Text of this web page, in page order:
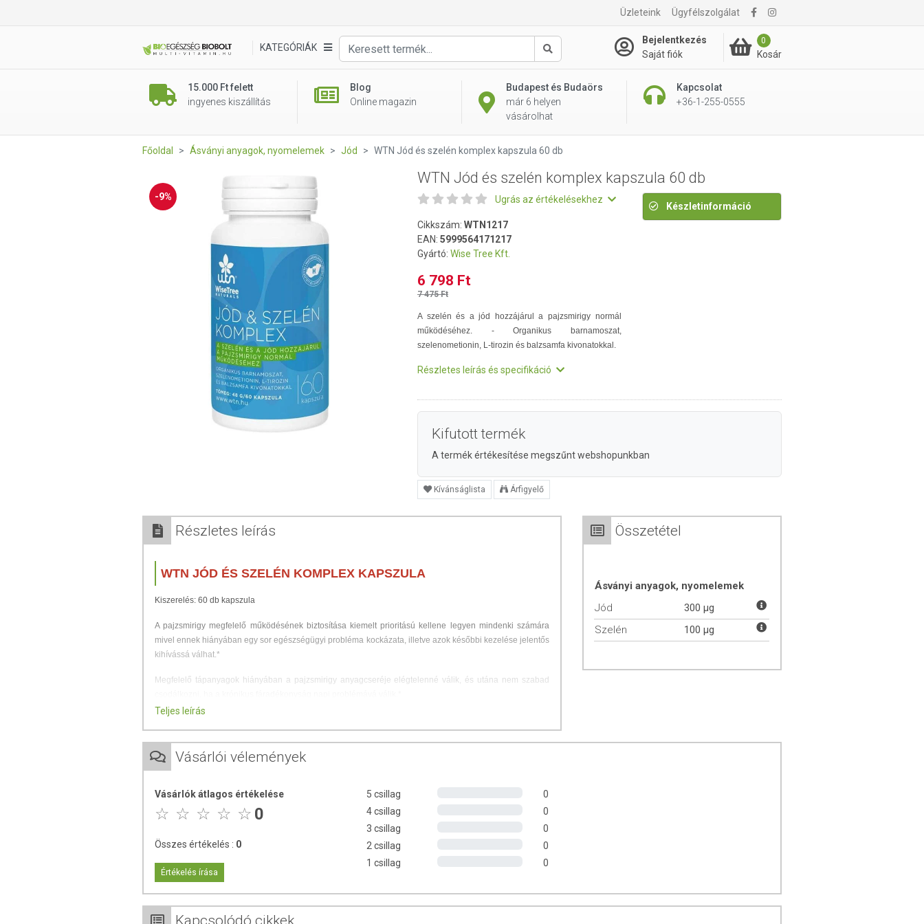
Üzleteink Ügyfélszolgálat
KATEGÓRIÁK
Keresés
Bejelentkezés
Saját fiók
0
Kosár
15.000 Ft felett
ingyenes kiszállítás
Blog
Online magazin
Budapest és Budaörs
már 6 helyen
vásárolhat
Kapcsolat
+36-1-255-0555
6 798 Ft
Főoldal Ásványi anyagok, nyomelemek Jód WTN Jód és szelén komplex kapszula 60 db
-9%
WTN Jód és szelén komplex kapszula 60 db
Ugrás az értékelésekhez
Cikkszám: WTN1217
EAN: 5999564171217
Gyártó: Wise Tree Kft.
6 798 Ft
7 475 Ft
A szelén és a jód hozzájárul a pajzsmirigy normál
működéséhez. - Organikus barnamoszat,
szelenometionin, L-tirozin és balzsamfa kivonatokkal.
Részletes leírás és specifikáció
Készletinformáció
Kifutott termék
A termék értékesítése megszűnt webshopunkban
Kívánságlista Árfigyelő
Részletes leírás
WTN JÓD ÉS SZELÉN KOMPLEX KAPSZULA
Kiszerelés: 60 db kapszula
A pajzsmirigy megfelelő működésének biztosítása kiemelt prioritású kellene legyen mindenki számára
mivel ennek hiányában egy sor egészségügyi probléma kockázata, illetve azok későbbi kezelése jelentős
kihívássá válhat.*
Megfelelő tápanyagok hiányában a pajzsmirigy anyagcseréje elégtelenné válik, és utána nem szabad
Ajánlott mennyiség:napi 1-2 kapszula, lehetőség szerint az első főétkezés előtt fél
órával. Érzékeny emésztőrendszer esetén két étkezés között.
nehéz, illetve akár lehetetlennek tűnő fogyás*
ritkuló haj*
székrekedés*
lassú szívverés*
izomfájdalmak*
feledékenység, csökkent koncentráció készségek és memóriavesztés* stb.
Teljes leírás
Összetétel
Ásványi anyagok, nyomelemek
Jód
300 µg
Szelén
100 µg
Vásárlói vélemények
Vásárlók átlagos értékelése
0
Összes értékelés : 0
Értékelés írása
5 csillag
0
4 csillag
0
3 csillag
0
2 csillag
0
1 csillag
0
Kapcsolódó cikkek